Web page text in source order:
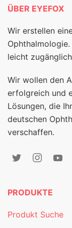
ÜBER EYEFOX
Wir erstellen
leicht
Wir wollen den
erfolgreich und
Lösungen, die
deutschen
verschaffen.
PRODUKTE
Produkt Suche